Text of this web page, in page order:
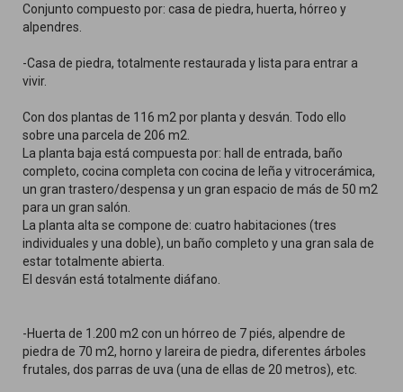
Conjunto compuesto por: casa de piedra, huerta, hórreo y
alpendres.
-Casa de piedra, totalmente restaurada y lista para entrar a
vivir.
Con dos plantas de 116 m2 por planta y desván. Todo ello
sobre una parcela de 206 m2.
La planta baja está compuesta por: hall de entrada, baño
completo, cocina completa con cocina de leña y vitrocerámica,
un gran trastero/despensa y un gran espacio de más de 50 m2
para un gran salón.
La planta alta se compone de: cuatro habitaciones (tres
individuales y una doble), un baño completo y una gran sala de
estar totalmente abierta.
El desván está totalmente diáfano.
-Huerta de 1.200 m2 con un hórreo de 7 piés, alpendre de
piedra de 70 m2, horno y lareira de piedra, diferentes árboles
frutales, dos parras de uva (una de ellas de 20 metros), etc.